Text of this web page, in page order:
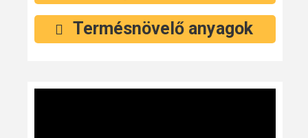
Termésnövelő anyagok